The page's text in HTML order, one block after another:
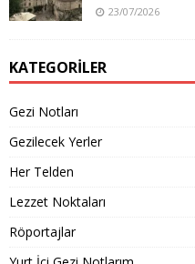
23/07/2026
KATEGORILER
Gezi Notları
Gezilecek Yerler
Her Telden
Lezzet Noktaları
Röportajlar